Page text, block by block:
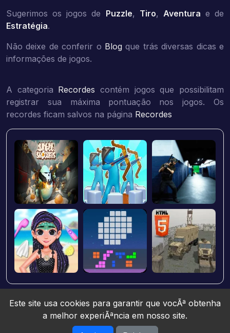
Sugerimos os jogos de Puzzle, Tiro, Aventura e de
Estratégia.
Não deixe de conferir o Blog que trás diversas dicas e
informações de jogos.
A categoria Recordes contém jogos que possibilitam
registrar sua máxima pontuação nos jogos. Os
recordes ficam salvos na página Recordes
Este site usa cookies para garantir que vocÃª obtenha
a melhor experiÃªncia em nosso site.